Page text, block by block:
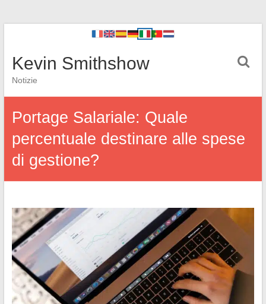
Kevin Smithshow
Notizie
Portage Salariale: Quale
percentuale destinare alle spese
di gestione?